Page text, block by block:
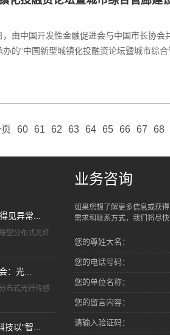
由中国开发性金融促进会与中国市长协会
的“中国新型城镇化投融资论坛暨城市综合
页 60 61 62 63 64 65 66 67 68
见异常...
型分布式光纤
：光...
布式光纤传感
以“智...
业务咨询
如果您想了解更多信息或获
需求和联系方式，我们将尽快
您的尊姓大名：
您的电话号码：
您的单位名称：
您的留言内容：
请输入验证码：